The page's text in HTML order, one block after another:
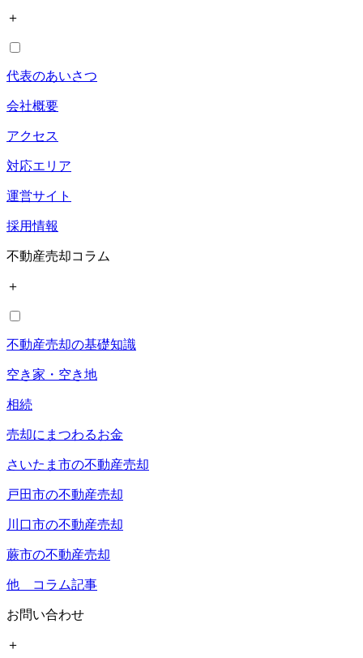
＋
代表のあいさつ
会社概要
アクセス
対応エリア
運営サイト
採用情報
不動産売却コラム
＋
不動産売却の基礎知識
空き家・空き地
相続
売却にまつわるお金
さいたま市の不動産売却
戸田市の不動産売却
川口市の不動産売却
蕨市の不動産売却
他 コラム記事
お問い合わせ
＋